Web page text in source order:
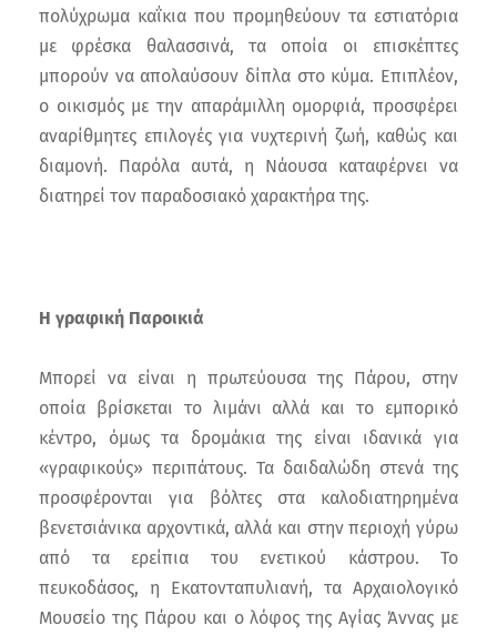
πολύχρωμα καΐκια που προμηθεύουν τα εστιατόρια
με φρέσκα θαλασσινά, τα οποία οι επισκέπτες
μπορούν να απολαύσουν δίπλα στο κύμα. Επιπλέον,
ο οικισμός με την απαράμιλλη ομορφιά, προσφέρει
αναρίθμητες επιλογές για νυχτερινή ζωή, καθώς και
διαμονή. Παρόλα αυτά, η Νάουσα καταφέρνει να
διατηρεί τον παραδοσιακό χαρακτήρα της.
Η γραφική Παροικιά
Μπορεί να είναι η πρωτεύουσα της Πάρου, στην
οποία βρίσκεται το λιμάνι αλλά και το εμπορικό
κέντρο, όμως τα δρομάκια της είναι ιδανικά για
«γραφικούς» περιπάτους. Τα δαιδαλώδη στενά της
προσφέρονται για βόλτες στα καλοδιατηρημένα
βενετσιάνικα αρχοντικά, αλλά και στην περιοχή γύρω
από τα ερείπια του ενετικού κάστρου. Το
πευκοδάσος, η Εκατονταπυλιανή, τα Αρχαιολογικό
Μουσείο της Πάρου και ο λόφος της Αγίας Άννας με